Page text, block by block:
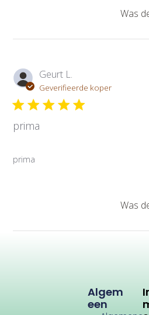
Was
Geurt L.
Geverifieerde koper
prima
prima
Was
Algem
Een